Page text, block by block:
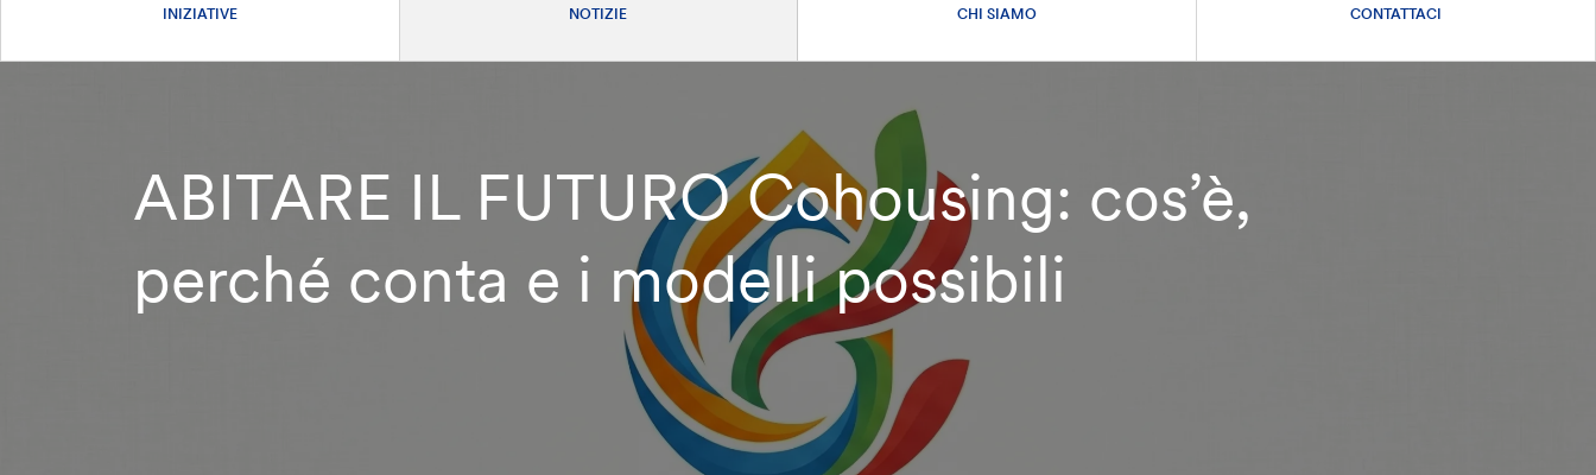
INIZIATIVE NOTIZIE CHI SIAMO CONTATTACI
ABITARE IL FUTURO Cohousing: cos’è,
perché conta e i modelli possibili